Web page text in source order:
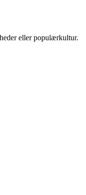
eller populærkultur.